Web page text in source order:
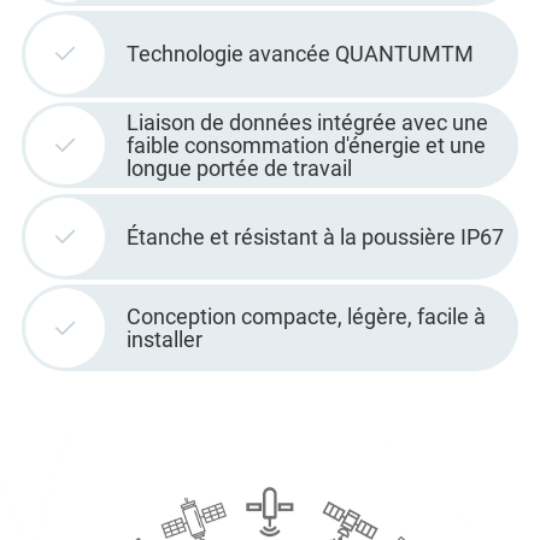
Technologie avancée QUANTUMTM
Liaison de données intégrée avec une
faible consommation d'énergie et une
longue portée de travail
Étanche et résistant à la poussière IP67
Conception compacte, légère, facile à
installer